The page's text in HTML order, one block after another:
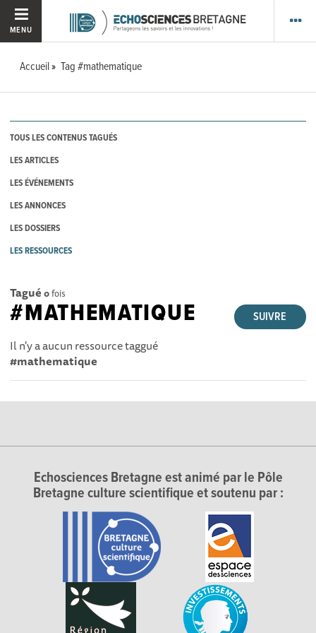
MENU
Accueil Tag #mathematique
TOUS LES CONTENUS TAGUÉS
LES ARTICLES
LES ÉVÉNEMENTS
LES ANNONCES
LES DOSSIERS
LES RESSOURCES
Tagué 0fois
SUIVRE
#MATHEMATIQUE
Il n'y a aucun ressource taggué
#mathematique
Echosciences Bretagne est animé par le Pôle
Bretagne culture scientifique et soutenu par :